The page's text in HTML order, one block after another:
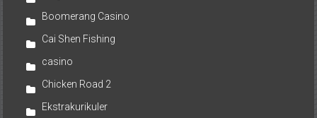
Boomerang Casino
Cai Shen Fishing
casino
Chicken Road 2
Ekstrakurikuler